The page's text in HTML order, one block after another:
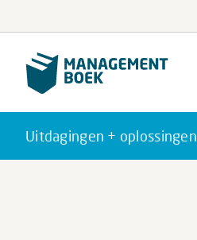
Uitdagingen + oplossingen